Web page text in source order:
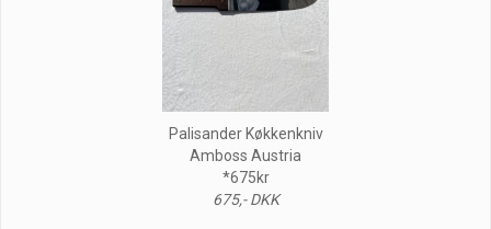
Palisander Køkkenkniv
Amboss Austria
*675kr
675,- DKK